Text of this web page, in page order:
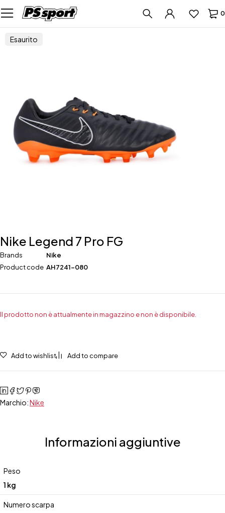
0
Esaurito
Nike Legend 7 Pro FG
Brands
Nike
Product code AH7241-080
Il prodotto non è attualmente in magazzino e non è disponibile.
Add to wishlist Add to compare
Marchio:Nike
Informazioni aggiuntive
Peso
1 kg
Numero scarpa